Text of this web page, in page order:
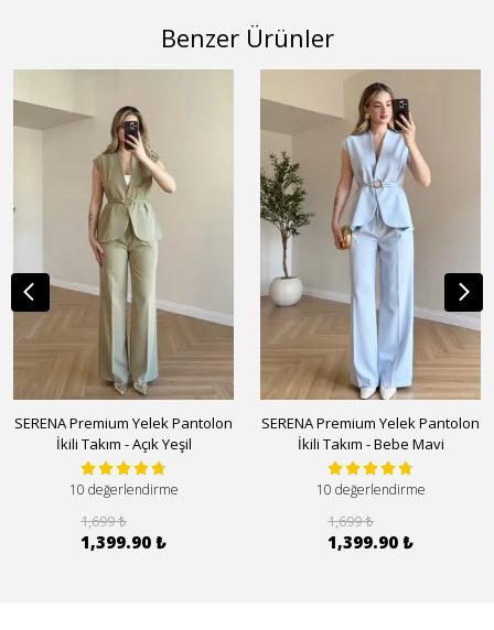
Benzer Ürünler
SERENA Premium Yelek Pantolon
İkili Takım - Açık Yeşil
10 değerlendirme
1,699 ₺
1,399.90 ₺
SERENA Premium Yelek Pantolon
İkili Takım - Bebe Mavi
10 değerlendirme
1,699 ₺
1,399.90 ₺